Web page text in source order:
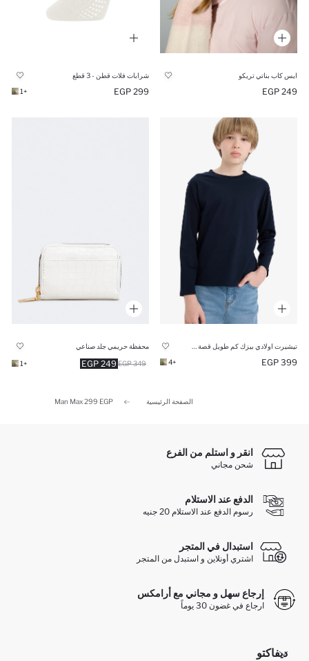
ايس كاب بناتي تريكو
249 EGP
شرابات فلات قطن - 3 قطع
299 EGP
+1
399 EGP
+4
محفظة حريمي جلد صناعي
249 EGP 349 EGP
+1
الصفحة الرئيسية Man Max 299 EGP
انقر و استلم من الفرع
شحن مجاني
الدفع عند الاستلام
رسوم الدفع عند الاستلام 20 جنيه
استبدال في المتجر
اشتري أونلاين و استبدل من المتجر
إرجاع سهل و مجاني مع أرامكس
ارجاع في غضون 30 يوماً
ديفاكتو